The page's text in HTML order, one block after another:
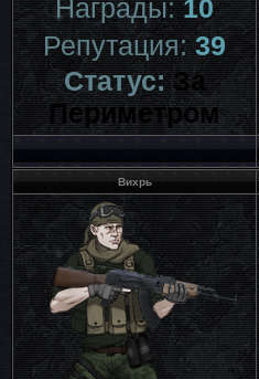
Награды:10
Репутация:39
Статус:За
Периметром
Вихрь